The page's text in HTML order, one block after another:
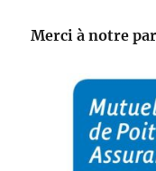
Merci à notre